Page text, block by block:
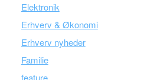
Elektronik
Erhverv & Økonomi
Erhverv nyheder
Familie
feature